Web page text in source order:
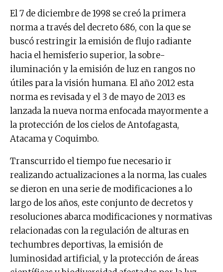
El 7 de diciembre de 1998 se creó la primera
norma a través del decreto 686, con la que se
buscó restringir la emisión de flujo radiante
hacia el hemisferio superior, la sobre-
iluminación y la emisión de luz en rangos no
útiles para la visión humana. El año 2012 esta
norma es revisada y el 3 de mayo de 2013 es
lanzada la nueva norma enfocada mayormente a
la protección de los cielos de Antofagasta,
Atacama y Coquimbo.
Transcurrido el tiempo fue necesario ir
realizando actualizaciones a la norma, las cuales
se dieron en una serie de modificaciones a lo
largo de los años, este conjunto de decretos y
resoluciones abarca modificaciones y normativas
relacionadas con la regulación de alturas en
techumbres deportivas, la emisión de
luminosidad artificial, y la protección de áreas